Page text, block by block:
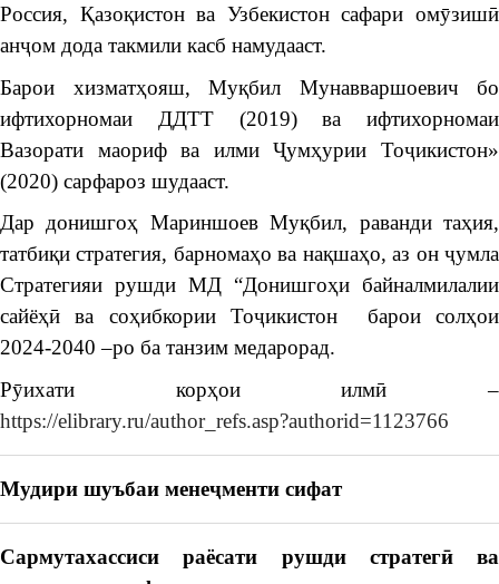
Россия, Қазоқистон ва Узбекистон сафари омӯзишӣ
анҷом дода такмили касб намудааст.
Барои хизматҳояш, Муқбил Мунавваршоевич бо
ифтихорномаи ДДТТ (2019) ва ифтихорномаи
Вазорати маориф ва илми Ҷумҳурии Тоҷикистон»
(2020) сарфароз шудааст.
Дар донишгоҳ Мариншоев Муқбил, раванди таҳия,
татбиқи стратегия, барномаҳо ва нақшаҳо, аз он ҷумла
Стратегияи рушди МД “Донишгоҳи байналмилалии
сайёҳӣ ва соҳибкории Тоҷикистон барои солҳои
2024-2040 –ро ба танзим медарорад.
Рӯихати корҳои илмӣ –
https://elibrary.ru/author_refs.asp?authorid=1123766
Мудири шуъбаи менеҷменти сифат
Сармутахассиси раёсати рушди стратегӣ ва